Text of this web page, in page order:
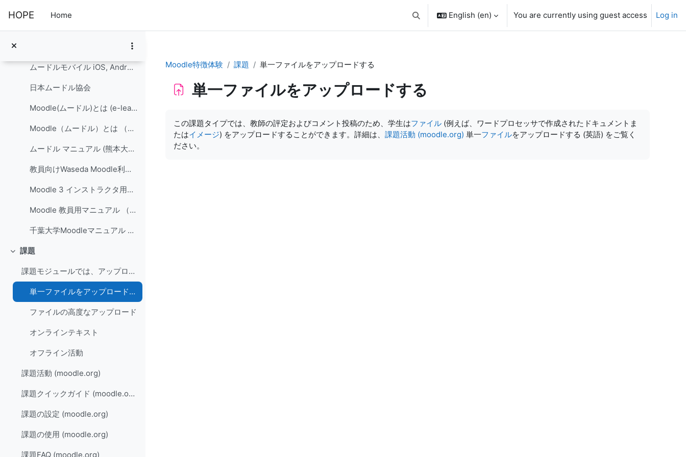
HOPE Home Toggle search input
English ‎(en)‎ You are currently using guest access Log in
ムードルモバイル iOS, Android, Windows Phone (moodle.org)
日本ムードル協会
Moodle(ムードル)とは (e-learning.co.jp)
Moodle（ムードル）とは （熊本大学、喜多敏博）gihyo.jp
ムードル マニュアル (熊本大学 eラーニング推進室)
教員向けWaseda Moodle利用マニュアル (早稲田大学)
Moodle 3 インストラクタ用ガイド（富山大学版）
Moodle 教員用マニュアル （上智大学情報システム室）PDF
千葉大学Moodleマニュアル PDF
Collapse
課題
課題モジュールでは、アップロードされたファイルおよびオフラインで作成された課題に対して、教師が評定お...
単一ファイルをアップロードする
ファイルの高度なアップロード
オンラインテキスト
オフライン活動
課題活動 (moodle.org)
課題クイックガイド (moodle.org)
課題の設定 (moodle.org)
課題の使用 (moodle.org)
課題FAQ (moodle.org)
Moodle特徴体験 課題 単一ファイルをアップロードする
単一ファイルをアップロードする
この課題タイプでは、教師の評定およびコメント投稿のため、学生はファイル (例えば、ワードプロセッサで作成されたドキュメントま
たはイメージ) をアップロードすることができます。詳細は、 課題活動 (moodle.org) 単一ファイルをアップロードする (英語) をご覧く
ださい。